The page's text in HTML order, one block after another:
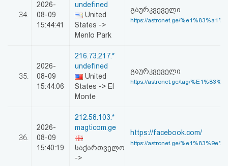
34.
2026-
08-09
15:44:41
undefined
United
States ->
Menlo Park
გაურკვეველი
https://astronet.ge/
35.
2026-
08-09
15:44:06
216.73.217.*
undefined
United
States -> El
Monte
გაურკვეველი
https://astronet.ge/tag/
36.
2026-
08-09
15:40:19
212.58.103.*
magticom.ge
საქართველო
->
https://facebook.com/
https://astronet.ge/